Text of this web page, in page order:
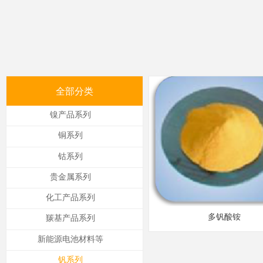
多钒酸铵
全部分类
镍产品系列
铜系列
钴系列
贵金属系列
化工产品系列
羰基产品系列
新能源电池材料等
钒系列